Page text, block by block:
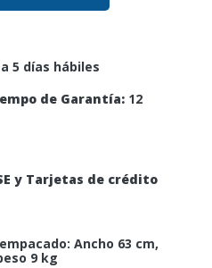
5 días hábiles
de Garantía: 12
y Tarjetas de crédito
Ancho 63 cm,
9 kg